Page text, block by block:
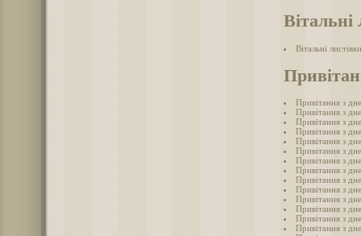
Вітальні
Вітальні
Привітання з
Привітання з
Привітання з
Привітання з
Привітання з
Привітання з
Привітання з
Привітання з
Привітання з
Привітання з
Привітання з
Привітання з
Привітання з
Привітання з